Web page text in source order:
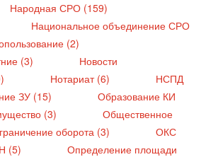
Народная СРО (159)
Национальное объединение СРО
(2)
(3)
Новости
Нотариат (6)
НСПД
ЗУ (15)
Образование КИ
(3)
Общественное
оборота (3)
ОКС
(5)
Определение площади